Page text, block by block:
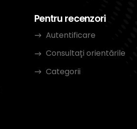
Pentru recenzori
Autentificare
Consultați orientările
Categorii